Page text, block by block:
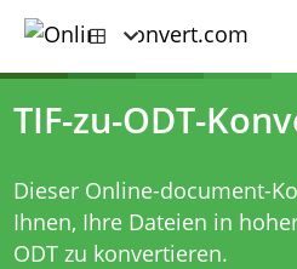
TIF-zu-ODT-
Dieser Online-document-
Ihnen, Ihre Dateien in
ODT zu konvertieren.